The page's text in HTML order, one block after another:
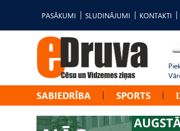
PASĀKUMI SLUDINĀJUMI KONTAKTI
SABIEDRĪBA SPORTS